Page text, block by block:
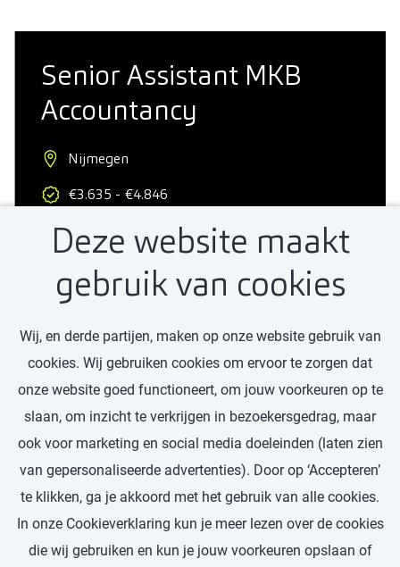
Deze website maakt
gebruik van cookies
Wij, en derde partijen, maken op onze website gebruik van
cookies. Wij gebruiken cookies om ervoor te zorgen dat
onze website goed functioneert, om jouw voorkeuren op te
slaan, om inzicht te verkrijgen in bezoekersgedrag, maar
ook voor marketing en social media doeleinden (laten zien
van gepersonaliseerde advertenties). Door op ‘Accepteren’
te klikken, ga je akkoord met het gebruik van alle cookies.
In onze Cookieverklaring kun je meer lezen over de cookies
die wij gebruiken en kun je jouw voorkeuren opslaan of
Senior Assistant MKB
Accountancy
Nijmegen
€3.635 - €4.846
Professional
32 - 40 uur
Bekijk vacature
Ontdek meer vacatures